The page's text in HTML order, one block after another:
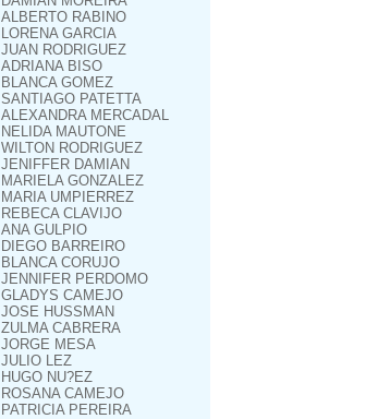
ALBERTO RABINO
LORENA GARCIA
JUAN RODRIGUEZ
ADRIANA BISO
BLANCA GOMEZ
SANTIAGO PATETTA
ALEXANDRA MERCADAL
NELIDA MAUTONE
WILTON RODRIGUEZ
JENIFFER DAMIAN
MARIELA GONZALEZ
MARIA UMPIERREZ
REBECA CLAVIJO
ANA GULPIO
DIEGO BARREIRO
BLANCA CORUJO
JENNIFER PERDOMO
GLADYS CAMEJO
JOSE HUSSMAN
ZULMA CABRERA
JORGE MESA
JULIO LEZ
HUGO NU?EZ
ROSANA CAMEJO
PATRICIA PEREIRA